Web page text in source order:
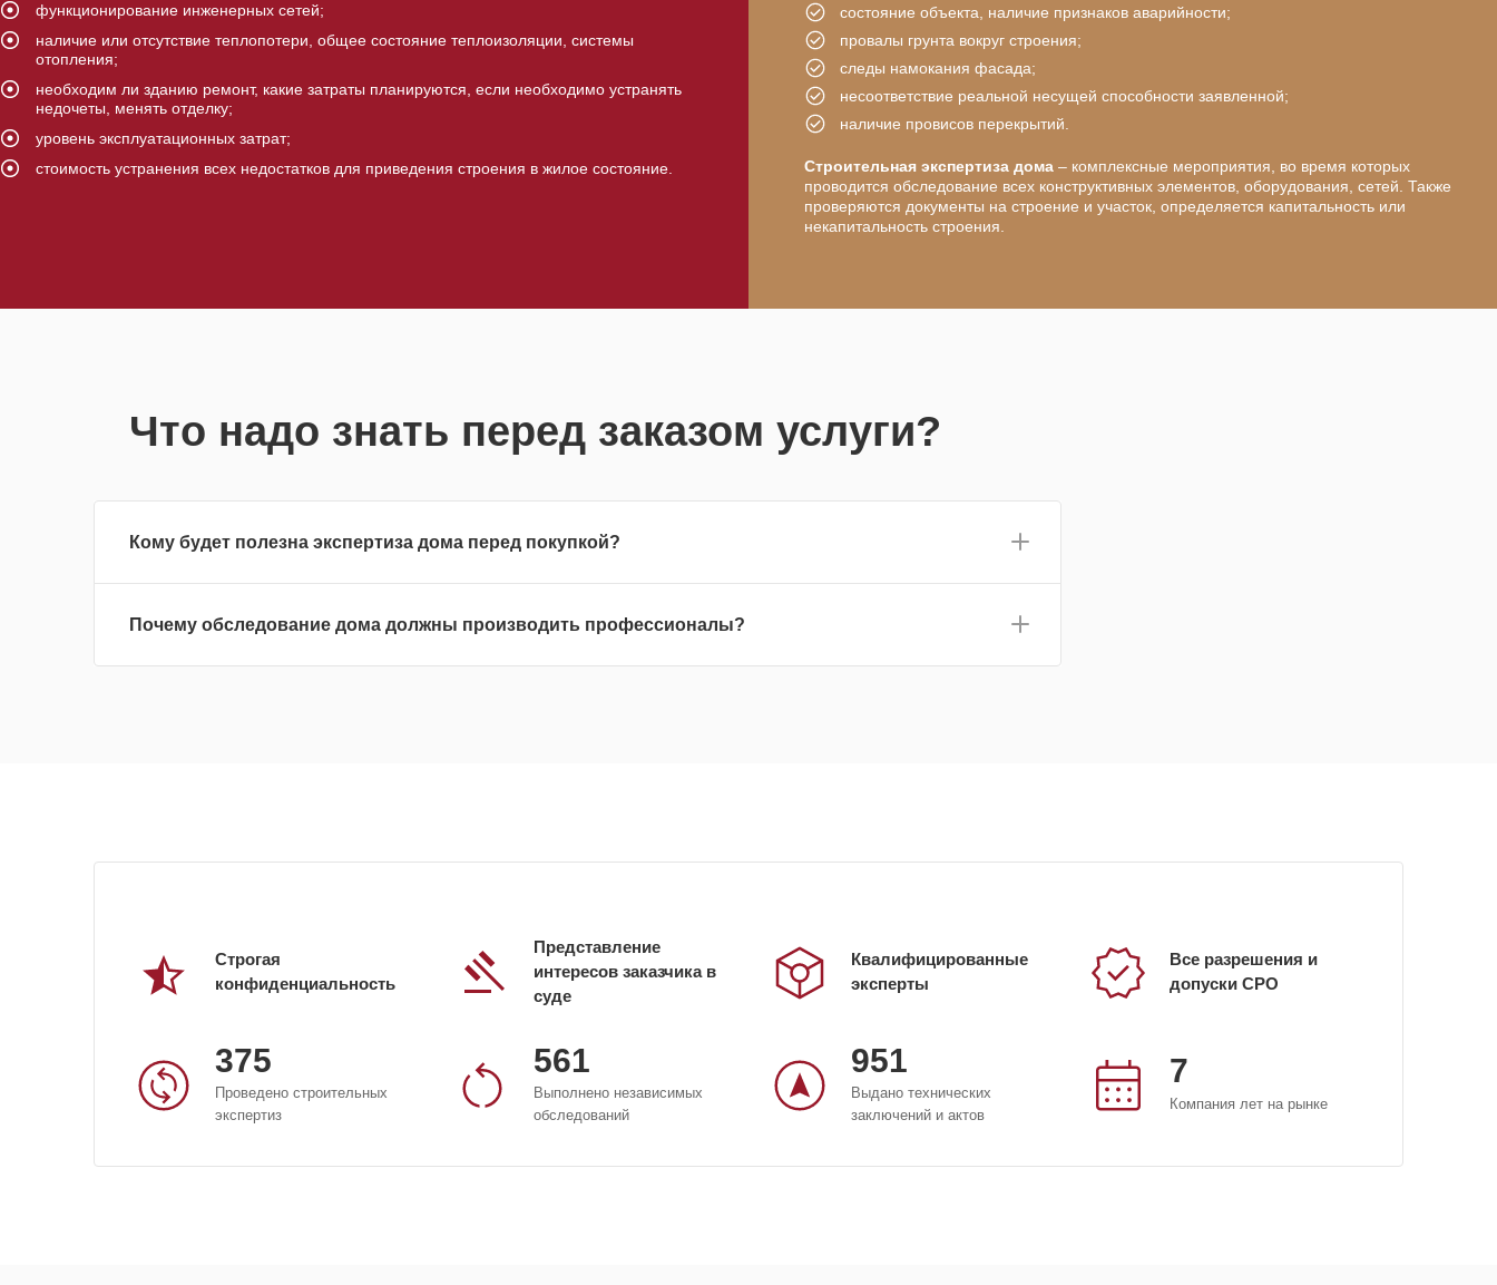
функционирование инженерных сетей;
наличие или отсутствие теплопотери, общее состояние теплоизоляции, системы
отопления;
необходим ли зданию ремонт, какие затраты планируются, если необходимо устранять
недочеты, менять отделку;
уровень эксплуатационных затрат;
стоимость устранения всех недостатков для приведения строения в жилое состояние.
состояние объекта, наличие признаков аварийности;
провалы грунта вокруг строения;
следы намокания фасада;
несоответствие реальной несущей способности заявленной;
наличие провисов перекрытий.
Строительная экспертиза дома – комплексные мероприятия, во время которых
проводится обследование всех конструктивных элементов, оборудования, сетей. Также
проверяются документы на строение и участок, определяется капитальность или
некапитальность строения.
Что надо знать перед заказом услуги?
Кому будет полезна экспертиза дома перед покупкой?
Почему обследование дома должны производить профессионалы?
Строгая
конфиденциальность
Представление
интересов заказчика в
суде
Квалифицированные
эксперты
Все разрешения и
допуски СРО
375
Проведено строительных
экспертиз
561
Выполнено независимых
обследований
951
Выдано технических
заключений и актов
7
Компания лет на рынке